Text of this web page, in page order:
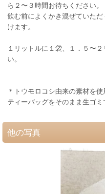
ら２〜３時間お待ちください。
飲む前によくかき混ぜていた
けます。
１リットルに１袋、１．５〜
い。
＊トウモロコシ由来の素材を使
ティーバッグをそのまま生ゴミ
他の写真